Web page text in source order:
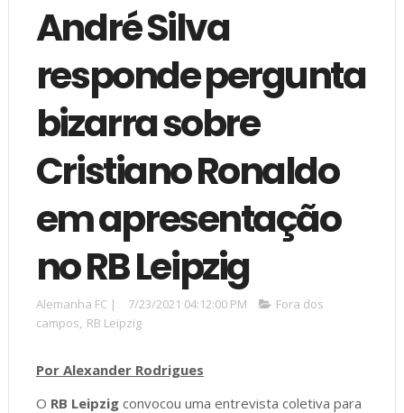
André Silva
responde pergunta
bizarra sobre
Cristiano Ronaldo
em apresentação
no RB Leipzig
Alemanha FC | 7/23/2021 04:12:00 PM
Fora dos
campos, RB Leipzig
Por Alexander Rodrigues
O RB Leipzigconvocou uma entrevista coletiva para